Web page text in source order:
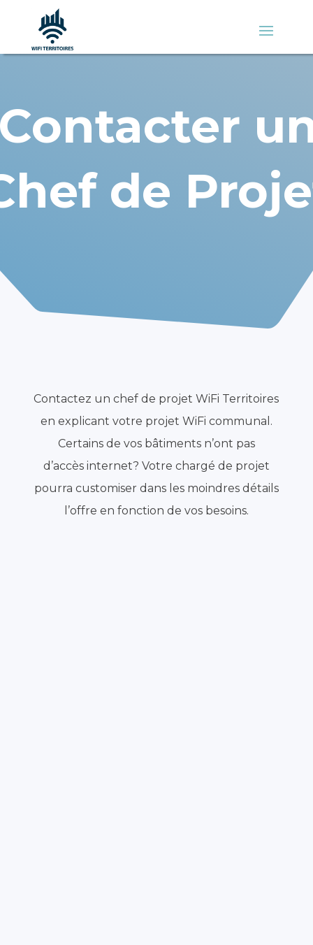
de
Contactez un chef de projet WiFi Territoires
en explicant votre projet WiFi communal.
Certains de vos bâtiments n’ont pas
d’accès internet? Votre chargé de projet
pourra customiser dans les moindres détails
l’offre en fonction de vos besoins.